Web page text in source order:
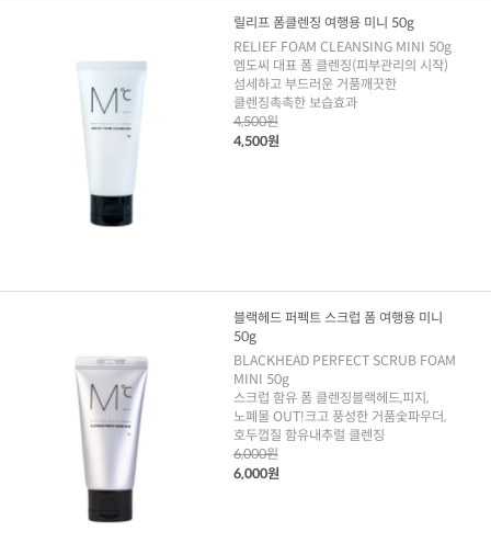
릴리프 폼클렌징 여행용 미니 50g
RELIEF FOAM CLEANSING MINI 50g
엠도씨 대표 폼 클렌징(피부관리의 시작)
섬세하고 부드러운 거품깨끗한
클렌징촉촉한 보습효과
4,500원
4,500원
블랙헤드 퍼펙트 스크럽 폼 여행용 미니
50g
BLACKHEAD PERFECT SCRUB FOAM
MINI 50g
스크럽 함유 폼 클렌징블랙헤드,피지,
노폐물 OUT!크고 풍성한 거품숯파우더,
호두껍질 함유내추럴 클렌징
6,000원
6,000원